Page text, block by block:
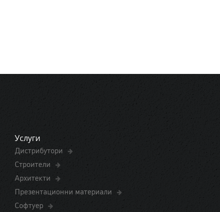
Услуги
Дистрибутори
Строители
Архитекти
Презентационни материали
Софтуер